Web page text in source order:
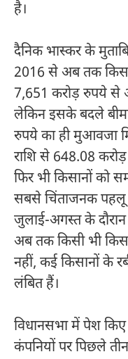
है।
दैनिक भास्कर के
2016 से अब तक
7,651 करोड़ रुपये से
लेकिन इसके बदले
रुपये का ही मुआवजा
राशि से 648.08
फिर भी किसानों को
सबसे चिंताजनक
जुलाई-अगस्त के
अब तक किसी भी
नहीं, कई किसानों के
लंबित हैं।
विधानसभा में पेश
कंपनियों पर पिछले